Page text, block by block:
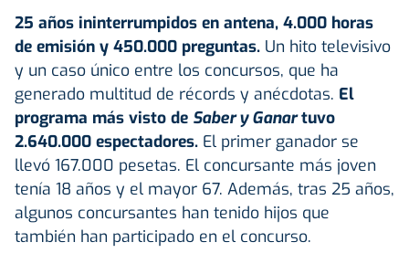
25 años ininterrumpidos en antena, 4.000 horas
de emisión y 450.000 preguntas. Un hito televisivo
y un caso único entre los concursos, que ha
generado multitud de récords y anécdotas. El
programa más visto de Saber y Ganartuvo
2.640.000 espectadores. El primer ganador se
llevó 167.000 pesetas. El concursante más joven
tenía 18 años y el mayor 67. Además, tras 25 años,
algunos concursantes han tenido hijos que
también han participado en el concurso.